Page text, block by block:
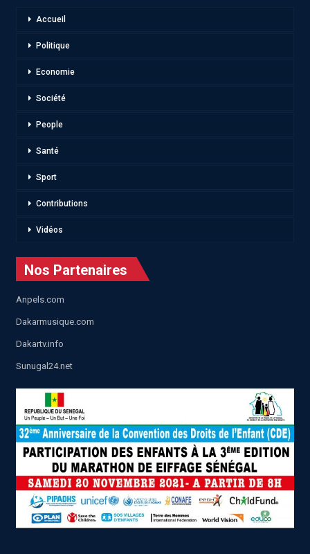
Accueil
Politique
Economie
Société
People
Santé
Sport
Contributions
Vidéos
Nos Partenaires
Anpels.com
Dakarmusique.com
Dakartv.info
Sunugal24.net